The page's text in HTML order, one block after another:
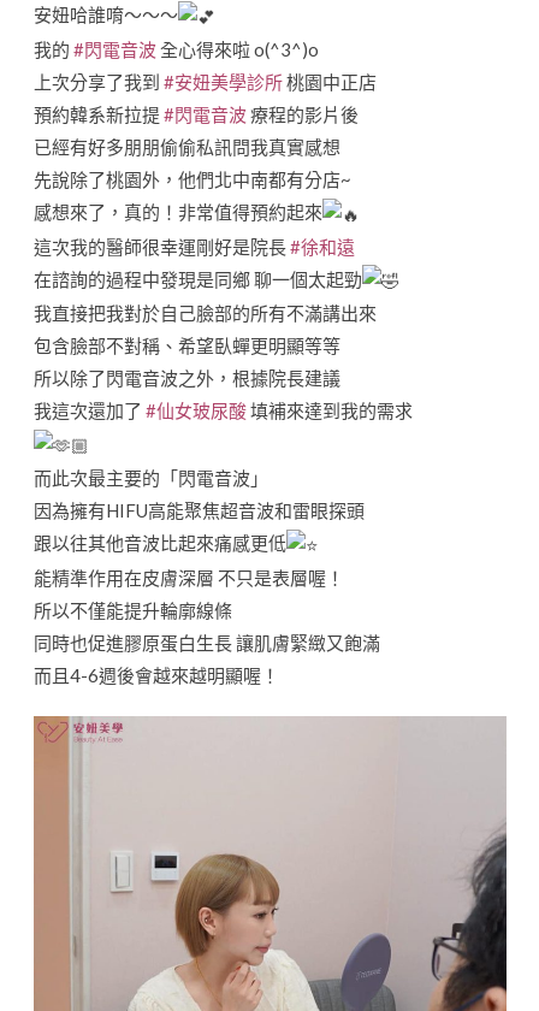
安妞哈誰唷～～～
我的 #閃電音波全心得來啦 o(^3^)o
上次分享了我到 #安妞美學診所桃園中正店
預約韓系新拉提 #閃電音波療程的影片後
已經有好多朋朋偷偷私訊問我真實感想
先說除了桃園外，他們北中南都有分店~
感想來了，真的！非常值得預約起來
這次我的醫師很幸運剛好是院長#徐和遠
在諮詢的過程中發現是同鄉 聊一個太起勁
我直接把我對於自己臉部的所有不滿講出來
包含臉部不對稱、希望臥蟬更明顯等等
所以除了閃電音波之外，根據院長建議
我這次還加了 #仙女玻尿酸填補來達到我的需求
而此次最主要的「閃電音波」
因為擁有HIFU高能聚焦超音波和雷眼探頭
跟以往其他音波比起來痛感更低
能精準作用在皮膚深層 不只是表層喔！
所以不僅能提升輪廓線條
同時也促進膠原蛋白生長 讓肌膚緊緻又飽滿
而且4-6週後會越來越明顯喔！